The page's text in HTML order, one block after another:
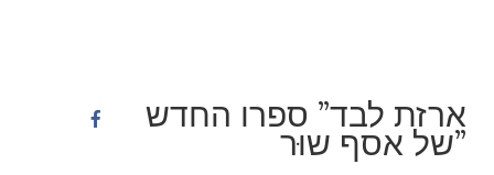
ארזת לבד” ספרו החדש
של אסף שוּר”